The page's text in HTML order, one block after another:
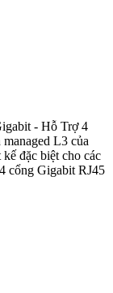
- Hỗ Trợ 4
L3 của
đặc biệt cho các
cổng Gigabit RJ45